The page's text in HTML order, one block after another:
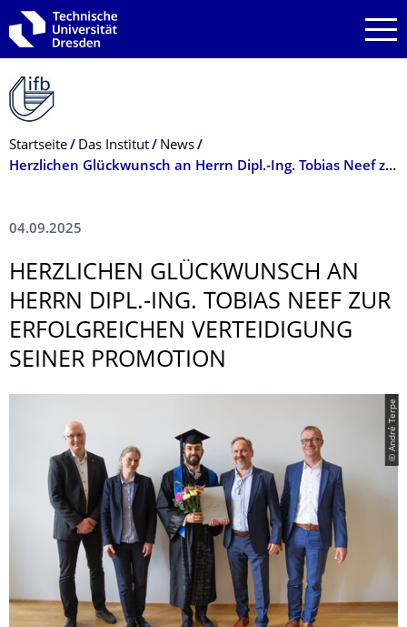
Zur Hauptnavigation springen
Zur Suche springen
Zum Inhalt springen
Breadcrumb-Menü
Startseite Das Institut
News
Herzlichen Glückwunsch an Herrn Dipl.-Ing. Tobias Neef zur erfolgreichen Verteidigung seiner Promotion
04.09.2025
HERZLICHEN GLÜCKWUNSCH AN
HERRN DIPL.-ING. TOBIAS NEEF ZUR
ERFOLGREICHEN VERTEIDIGUNG
SEINER PROMOTION
© André Terpe